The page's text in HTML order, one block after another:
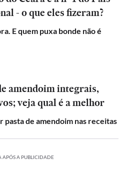
- o que eles fizeram?
E quem puxa bonde não é
amendoim integrais,
veja qual é a melhor
pasta de amendoim nas receitas
APÓS A PUBLICIDADE